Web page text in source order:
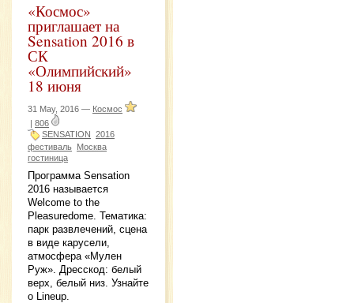
«Космос»
приглашает на
Sensation 2016 в
СК
«Олимпийский»
18 июня
31 May, 2016 — Космос
| 806
SENSATION 2016
фестиваль Москва
гостиница
Программа Sensation
2016 называется
Welcome to the
Pleasuredome. Тематика:
парк развлечений, сцена
в виде карусели,
атмосфера «Мулен
Руж». Дресскод: белый
верх, белый низ. Узнайте
о Lineup.